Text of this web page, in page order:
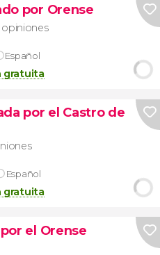
por Orense
opiniones
Español
gratuita
por el Castro de
Español
gratuita
el Orense